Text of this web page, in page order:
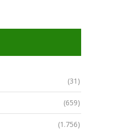
(31)
(659)
(1.756)